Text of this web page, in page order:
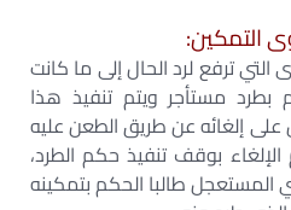
ترفع لرد الحال إلى ما كانت
بطرد مستأجر ويتم تنفيذ هذا
إلغائه عن طريق الطعن عليه
بوقف تنفيذ حكم الطرد،
المستعجل طالبا الحكم بتمكينه